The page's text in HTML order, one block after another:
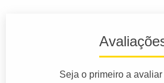
Seja o primeiro a